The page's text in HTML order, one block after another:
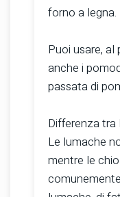
forno a legna.
Puoi usare,
anche i
passata di
Differenza
Le lumache
mentre le